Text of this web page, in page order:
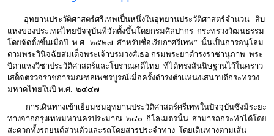
อุทยานประวัติศาสตร์ศรีเทพเป็นหนึ่งในอุทยานประวัติศาสตร์จำนวน สิบ
แห่งของประเทศไทยปัจจุบันที่จัดตั้งขึ้นโดยกรมศิลปากร กระทรวงวัฒนธรรม
โดยจัดตั้งขึ้นเมื่อปี พ.ศ. ๒๕๒๗ สำหรับชื่อเรียก“ศรีเทพ” นั้นเป็นการอนุโลม
ตามพระวินิจฉัยสมเด็จพระเจ้าบรมวงศ์เธอ กรมพระยาดำรงราชานุภาพ พระ
บิดาแห่งวิชาประวัติศาสตร์และโบราณคดีไทย ที่ได้ทรงสันนิษฐานไว้ในคราว
เสด็จตรวจราชการมณฑลเพชรบูรณ์เมื่อครั้งดำรงตำแหน่งเสนาบดีกระทรวง
มหาดไทยในปี พ.ศ. ๒๔๔๗
การเดินทางเข้าเยี่ยมชมอุทยานประวัติศาสตร์ศรีเทพในปัจจุบันซึ่งมีระยะ
ทางจากกรุงเทพมหานครประมาณ ๒๔๐ กิโลเมตรนั้น สามารถกระทำได้โดย
สะดวกทั้งรถยนต์ส่วนตัวและรถโดยสารประจำทาง โดยเดินทางตามเส้น